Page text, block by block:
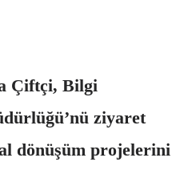
Çiftçi, Bilgi
ziyaret
dönüşüm projelerini